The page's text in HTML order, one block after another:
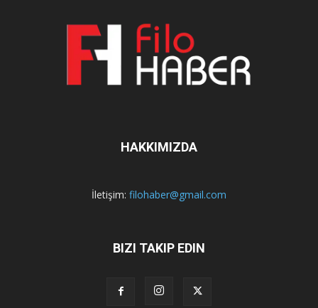
HAKKIMIZDA
İletişim: filohaber@gmail.com
BIZI TAKIP EDIN